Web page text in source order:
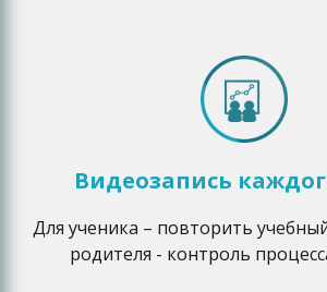
Видеозапись
Для ученика – повторить
родителя - контроль